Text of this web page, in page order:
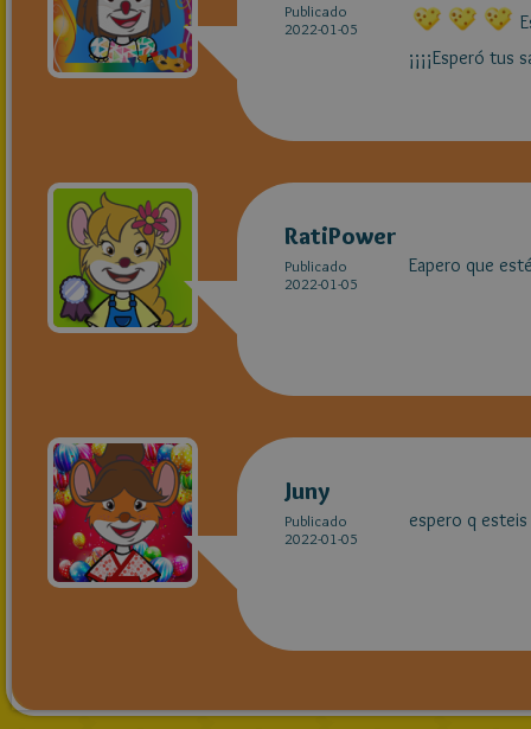
Publicado
2022-01-05
¡¡¡¡Esperó
RatiPower
Publicado
2022-01-05
Eapero que
Juny
Publicado
2022-01-05
espero q